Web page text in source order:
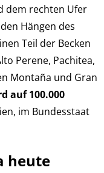
dem rechten Ufer
Hängen des
Teil der Becken
Perene, Pachitea,
Montaña und Gran
auf 100.000
im Bundesstaat
heute